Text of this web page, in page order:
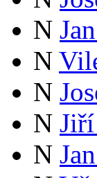
N
N
N
N
N